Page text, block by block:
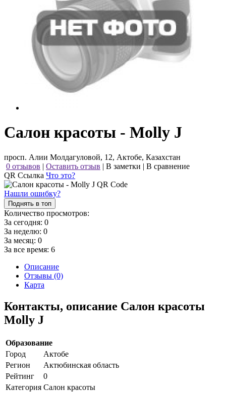
Салон красоты - Molly J
просп. Алии Молдагуловой, 12, Актобе, Казахстан
0 отзывов | Оставить отзыв | В заметки | В сравнение
QR Ссылка Что это?
Нашли ошибку?
Поднять в топ
Количество просмотров:
За сегодня: 0
За неделю: 0
За месяц: 0
За все время: 6
Описание
Отзывы (0)
Карта
Контакты, описание Салон красоты
Molly J
Образование
Город
Актобе
Регион
Актюбинская область
Рейтинг
0
Категория Салон красоты